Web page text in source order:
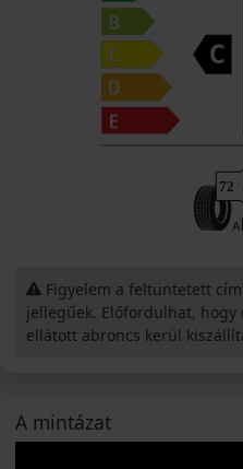
A mintázat
Figyelem a feltüntetett
jellegűek. Előfordulhat, hogy
ellátott abroncs kerül